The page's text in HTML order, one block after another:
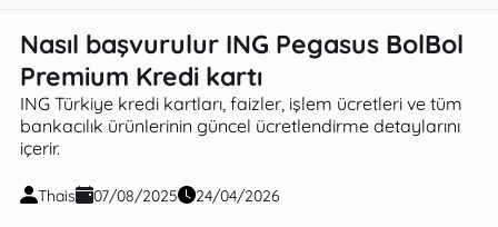
İpuçları ve Kılavuzlar
Kişisel Finans
Kredi kartı
Krediler ve Yatırımlar
Nasıl başvurulur ING Pegasus BolBol
Premium Kredi kartı
ING Türkiye kredi kartları, faizler, işlem ücretleri ve tüm
bankacılık ürünlerinin güncel ücretlendirme detaylarını
içerir.
Thais 07/08/2025 24/04/2026